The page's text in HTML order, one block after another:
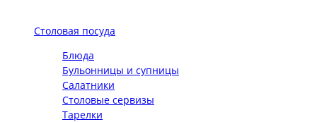
Столовая посуда
Блюда
Бульонницы и супницы
Салатники
Столовые сервизы
Тарелки